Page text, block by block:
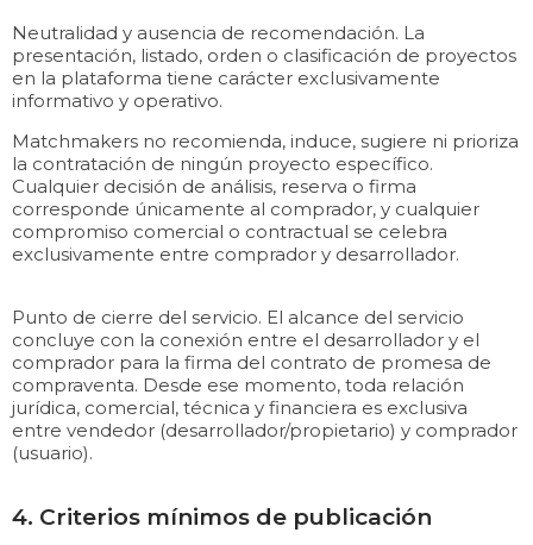
Neutralidad y ausencia de recomendación. La
presentación, listado, orden o clasificación de proyectos
en la plataforma tiene carácter exclusivamente
informativo y operativo.
Matchmakers no recomienda, induce, sugiere ni prioriza
la contratación de ningún proyecto específico.
Cualquier decisión de análisis, reserva o firma
corresponde únicamente al comprador, y cualquier
compromiso comercial o contractual se celebra
exclusivamente entre comprador y desarrollador.
Punto de cierre del servicio. El alcance del servicio
concluye con la conexión entre el desarrollador y el
comprador para la firma del contrato de promesa de
compraventa. Desde ese momento, toda relación
jurídica, comercial, técnica y financiera es exclusiva
entre vendedor (desarrollador/propietario) y comprador
(usuario).
4. Criterios mínimos de publicación